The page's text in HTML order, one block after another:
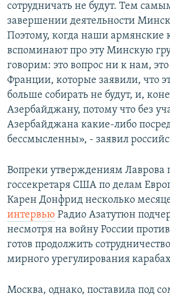
сотрудничать не будут. Тем
завершении деятельности
Поэтому, когда наши армянские
вспоминают про эту Минскую
говорим: это вопрос ни к нам,
Франции, которые заявили, что
больше собирать не будут, и,
Азербайджану, потому что без
Азербайджана какие-либо
бессмысленны», - заявил
Вопреки утверждениям
госсекретаря США по делам
Карен Донфрид несколько
интервью Радио Азатутюн
несмотря на войну России
готов продолжить
мирного урегулирования
Москва, однако, поставила под